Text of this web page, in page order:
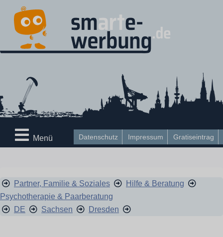
Datenschutz Impressum Gratiseintrag
Menü
Partner, Familie & Soziales
Hilfe & Beratung
Psychotherapie & Paarberatung
DE
Sachsen Dresden